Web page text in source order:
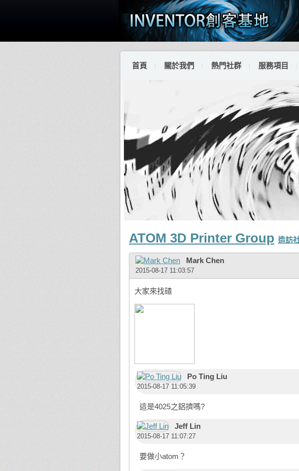
首頁 關於我們 熱門社群 服務項目
ATOM 3D Printer Group 造訪
Mark Chen
2015-08-17 11:03:57
大家來找碴
Po Ting Liu
2015-08-17 11:05:39
這是4025之鋁擠嗎?
Jeff Lin
2015-08-17 11:07:27
要做小atom？